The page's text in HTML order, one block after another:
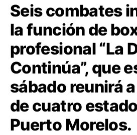
Seis combates
la función de
profesional “La
Continúa”, que
sábado reunirá
de cuatro
Puerto Morelos.